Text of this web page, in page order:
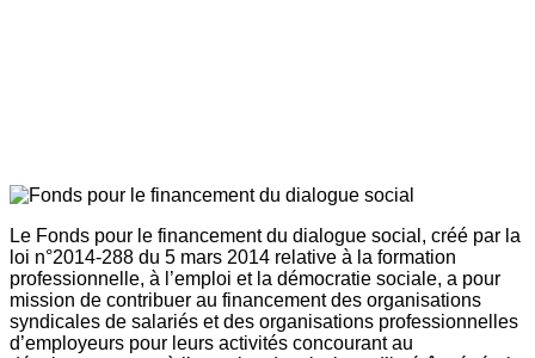
Le Fonds pour le financement du dialogue social, créé par la
loi n°2014-288 du 5 mars 2014 relative à la formation
professionnelle, à l’emploi et la démocratie sociale, a pour
mission de contribuer au financement des organisations
syndicales de salariés et des organisations professionnelles
d’employeurs pour leurs activités concourant au